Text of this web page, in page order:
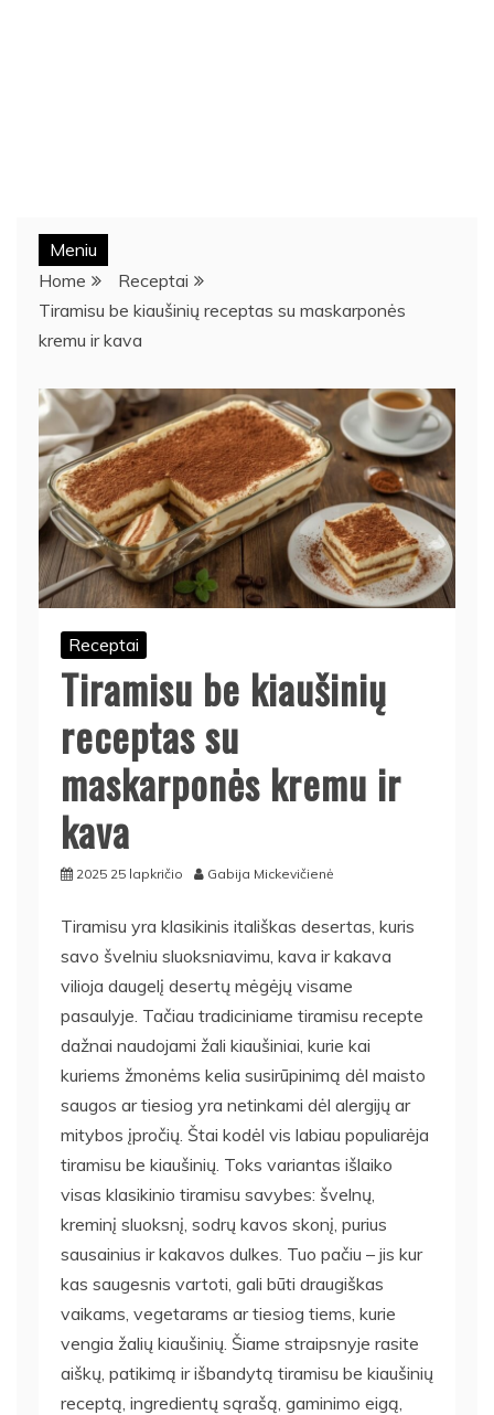
Meniu
Home
Receptai
Tiramisu be kiaušinių receptas su maskarponės
kremu ir kava
Receptai
Tiramisu be kiaušinių
receptas su
maskarponės kremu ir
kava
2025 25 lapkričio Gabija Mickevičienė
Tiramisu yra klasikinis itališkas desertas, kuris
savo švelniu sluoksniavimu, kava ir kakava
vilioja daugelį desertų mėgėjų visame
pasaulyje. Tačiau tradiciniame tiramisu recepte
dažnai naudojami žali kiaušiniai, kurie kai
kuriems žmonėms kelia susirūpinimą dėl maisto
saugos ar tiesiog yra netinkami dėl alergijų ar
mitybos įpročių. Štai kodėl vis labiau populiarėja
tiramisu be kiaušinių. Toks variantas išlaiko
visas klasikinio tiramisu savybes: švelnų,
kreminį sluoksnį, sodrų kavos skonį, purius
sausainius ir kakavos dulkes. Tuo pačiu – jis kur
kas saugesnis vartoti, gali būti draugiškas
vaikams, vegetarams ar tiesiog tiems, kurie
vengia žalių kiaušinių. Šiame straipsnyje rasite
aiškų, patikimą ir išbandytą tiramisu be kiaušinių
receptą, ingredientų sąrašą, gaminimo eigą,